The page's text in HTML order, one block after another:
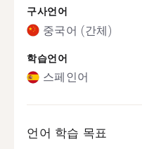
구사언어
중국어 (간체)
학습언어
스페인어
언어 학습 목표